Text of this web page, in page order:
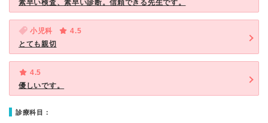
素早い検査、素早い診断。信頼できる先生です。
小児科
4.5
とても親切
4.5
優しいです。
診療科目：